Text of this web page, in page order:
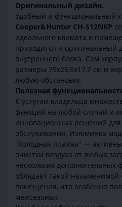
Оригинальный дизайн.
Удобный и функциональный
Cooper&Hunter CH-S12NKP
идеального климата в
приходится и оригинальный
внутреннего блока. Сам
размеры 79х26,5х17,7 см и
любую обстановку.
Полезная
К услугам владельца
функций на любой случай и
инновационных решений
обслуживания. Изюминка
"Холодная плазма" —
очистки воздуха от любых
нескольких дополнительных
обладает такой незаменимой
помещения, что особенно
межсезонья.